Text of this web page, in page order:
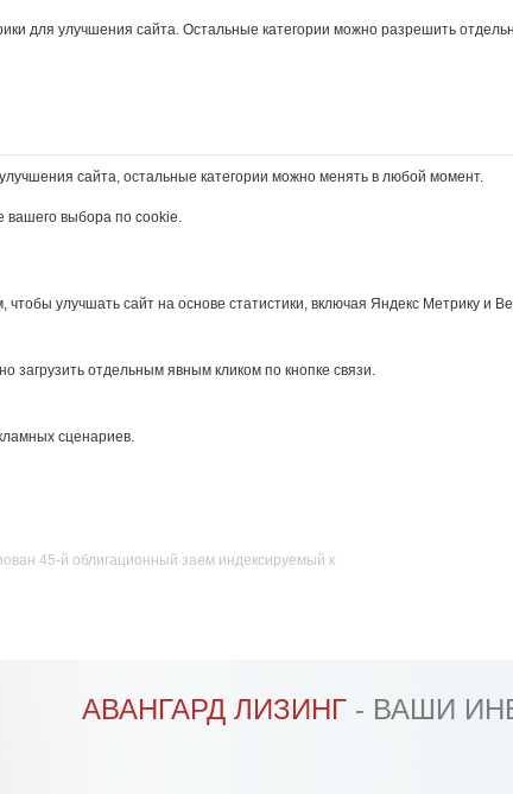
для улучшения сайта. Остальные категории можно разрешить
сайта, остальные категории можно менять в любой момент.
вашего выбора по cookie.
улучшать сайт на основе статистики, включая Яндекс Метрику и
отдельным явным кликом по кнопке связи.
сценариев.
45-й облигационный заем индексируемый к
АВАНГАРД ЛИЗИНГ- ВАШИ